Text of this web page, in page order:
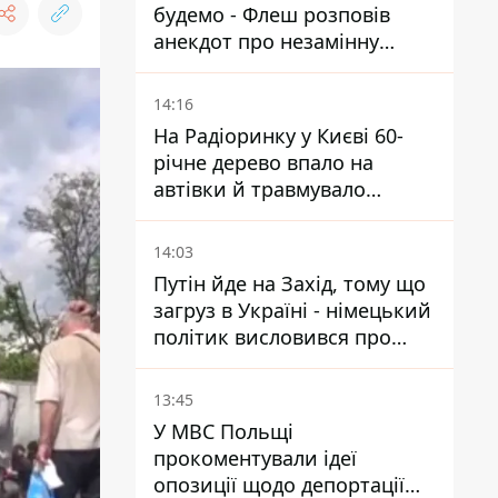
будемо - Флеш розповів
анекдот про незамінну
роботу зв’язківців на фронті
14:16
На Радіоринку у Києві 60-
річне дерево впало на
автівки й травмувало
людину - подробиці
14:03
Путін йде на Захід, тому що
загруз в Україні - німецький
політик висловився про
плани РФ
13:45
У МВС Польщі
прокоментували ідеї
опозиції щодо депортації